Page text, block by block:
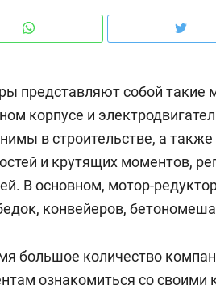
представляют собой такие
корпусе и
в строительстве, а
и крутящих моментов,
В основном, мотор-
конвейеров,
большое количество
ознакомиться со своими
школьной
налогах и